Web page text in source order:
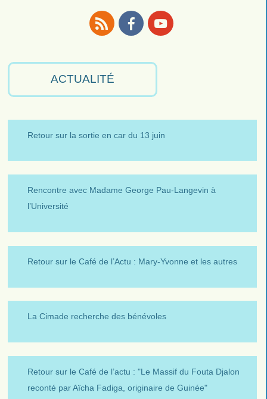
ACTUALITÉ
Retour sur la sortie en car du 13 juin
Rencontre avec Madame George Pau-Langevin à
l’Université
Retour sur le Café de l’Actu : Mary-Yvonne et les autres
La Cimade recherche des bénévoles
Retour sur le Café de l’actu : "Le Massif du Fouta Djalon
reconté par Aïcha Fadiga, originaire de Guinée"